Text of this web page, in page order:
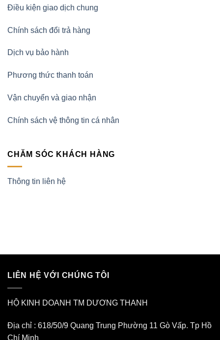
Điều kiện giao dịch chung
Chính sách đổi trả hàng
Dịch vụ bảo hành
Phương thức thanh toán
Vận chuyển và giao nhận
Chính sách vệ thông tin cá nhân
CHĂM SÓC KHÁCH HÀNG
Thông tin liên hệ
LIÊN HỆ VỚI CHÚNG TÔI
HỘ KINH DOANH TM DƯƠNG THANH
Địa chỉ : 618/50/9 Quang Trung Phường 11 Gò Vấp. Tp Hồ
Chí Minh